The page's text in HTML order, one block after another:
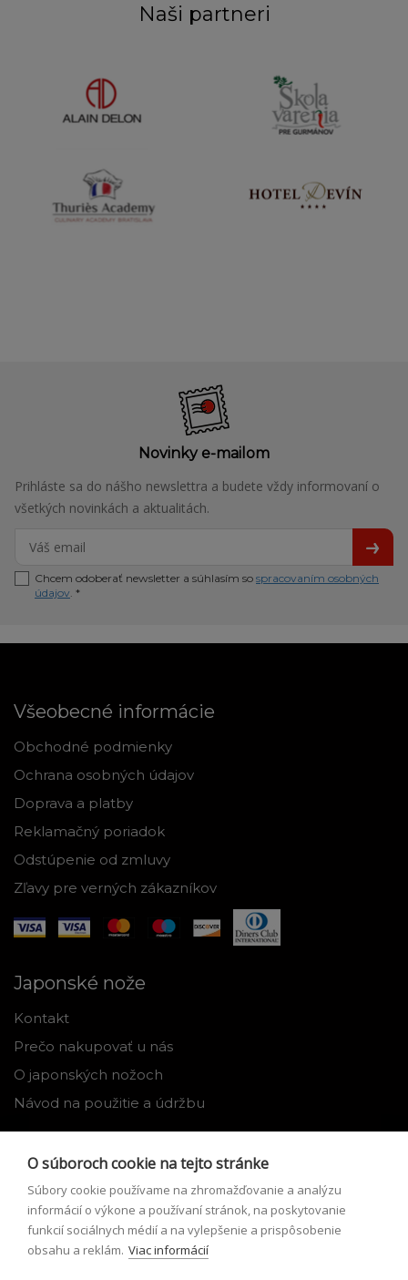
Naši partneri
Novinky e-mailom
Prihláste sa do nášho newslettra a budete vždy informovaní o
všetkých novinkách a aktualitách.
Chcem odoberať newsletter a súhlasím so spracovaním osobných
údajov. *
Všeobecné informácie
Obchodné podmienky
Ochrana osobných údajov
Doprava a platby
Reklamačný poriadok
Odstúpenie od zmluvy
Zľavy pre verných zákazníkov
Japonské nože
Kontakt
Prečo nakupovať u nás
O japonských nožoch
Návod na použitie a údržbu
Môj profil
Zabudnuté heslo
O súboroch cookie na tejto stránke
Súbory cookie používame na zhromažďovanie a analýzu
informácií o výkone a používaní stránok, na poskytovanie
funkcií sociálnych médií a na vylepšenie a prispôsobenie
obsahu a reklám. Viac informácií